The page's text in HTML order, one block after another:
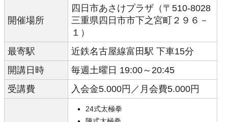
開催場所
四日市あさけプラザ（〒510-8028
三重県四日市市下之宮町２９６－
１）
最寄駅
近鉄名古屋線富田駅 下車15分
開講日時
毎週土曜日 19:00～20:45
受講費
入会金5.000円／月会費5.000円
24式太極拳